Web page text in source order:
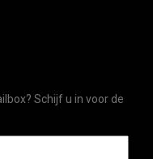
Schijf u in voor de